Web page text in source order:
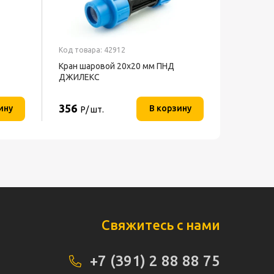
Код товара: 42912
Кран шаровой 20x20 мм ПНД
ДЖИЛЕКС
356 Р/ шт. В корзину
Свяжитесь с нами
+7 (391) 2 88 88 75